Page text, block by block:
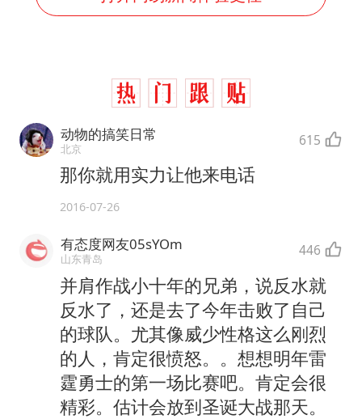
动物的搞笑日常
北京 615
那你就用实力让他来电话
2016-07-26
有态度网友05sYOm
山东青岛 446
并肩作战小十年的兄弟，说反水就
反水了，还是去了今年击败了自己
的球队。尤其像威少性格这么刚烈
的人，肯定很愤怒。。想想明年雷
霆勇士的第一场比赛吧。肯定会很
精彩。估计会放到圣诞大战那天。